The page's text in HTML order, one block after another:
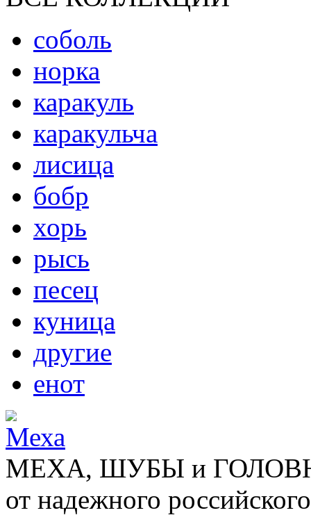
соболь
норка
каракуль
каракульча
лисица
бобр
хорь
рысь
песец
куница
другие
енот
МЕХА, ШУБЫ и
от надежного